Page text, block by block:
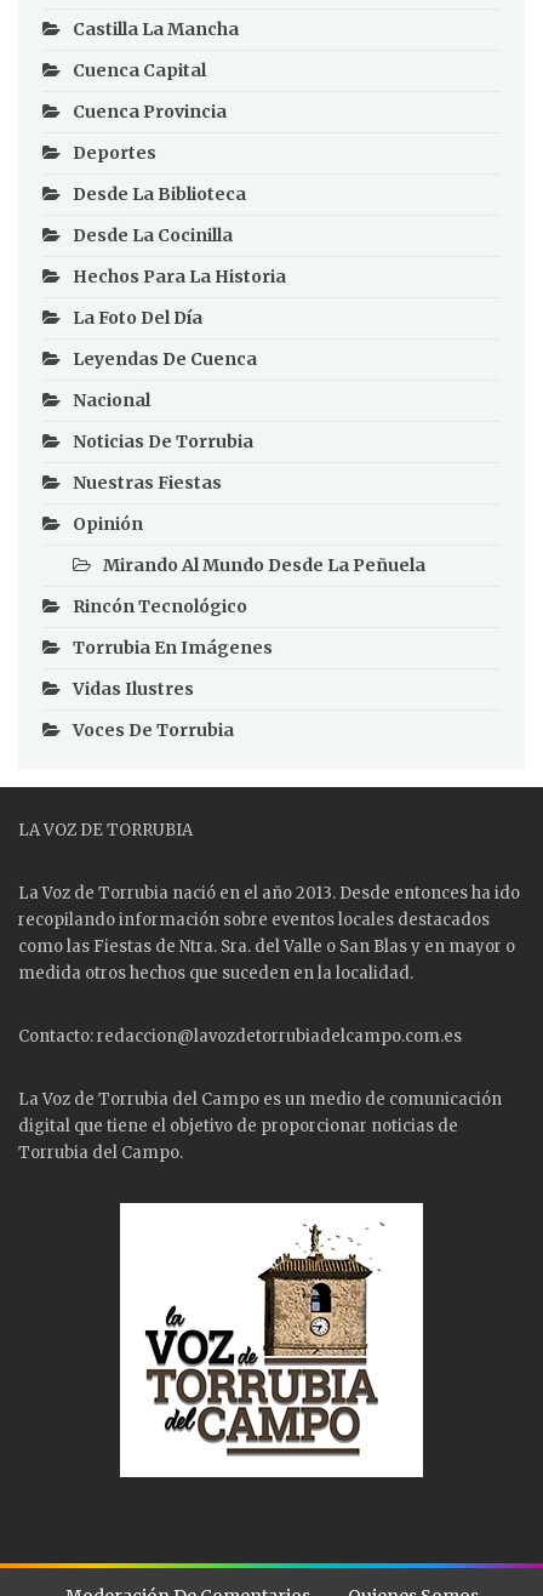
Castilla La Mancha
Cuenca Capital
Cuenca Provincia
Deportes
Desde La Biblioteca
Desde La Cocinilla
Hechos Para La Historia
La Foto Del Día
Leyendas De Cuenca
Nacional
Noticias De Torrubia
Nuestras Fiestas
Opinión
Mirando Al Mundo Desde La Peñuela
Rincón Tecnológico
Torrubia En Imágenes
Vidas Ilustres
Voces De Torrubia
LA VOZ DE TORRUBIA
La Voz de Torrubia nació en el año 2013. Desde entonces ha ido
recopilando información sobre eventos locales destacados
como las Fiestas de Ntra. Sra. del Valle o San Blas y en mayor o
medida otros hechos que suceden en la localidad.
Contacto: redaccion@lavozdetorrubiadelcampo.com.es
La Voz de Torrubia del Campo es un medio de comunicación
digital que tiene el objetivo de proporcionar noticias de
Torrubia del Campo.